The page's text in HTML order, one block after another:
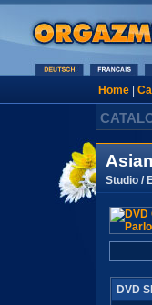
Home|
Studio /
DVD